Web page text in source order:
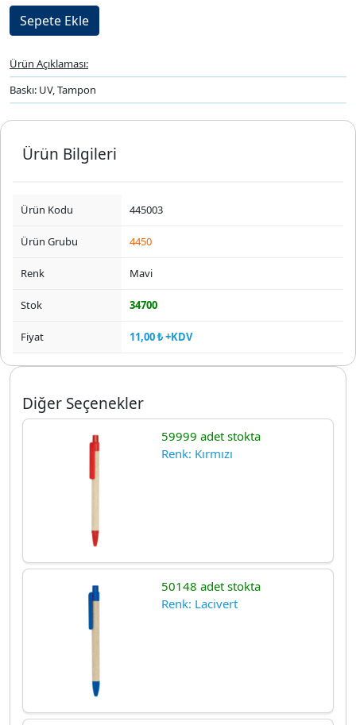
Ürün Açıklaması:
Baskı: UV, Tampon
Ürün Bilgileri
Ürün Kodu 445003
Ürün Grubu 4450
Renk Mavi
Stok 34700
Fiyat 11,00 ₺ +KDV
Diğer Seçenekler
59999 adet stokta
Renk: Kırmızı
50148 adet stokta
Renk: Lacivert